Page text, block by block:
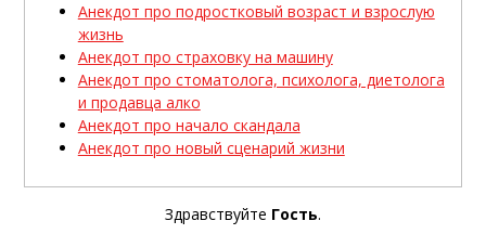
Анекдот про подростковый возраст и взрослую
жизнь
Анекдот про страховку на машину
Анекдот про стоматолога, психолога, диетолога
и продавца алко
Анекдот про начало скандала
Анекдот про новый сценарий жизни
Здравствуйте Гость.